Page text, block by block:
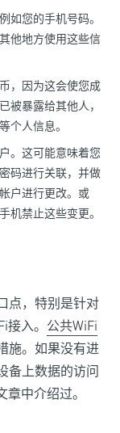
如您的手机号码。
他地方使用这些信
，因为这会使您成
被暴露给其他人，
个人信息。
。这可能意味着您
码进行关联，并做
户进行更改。或
机禁止这些变更。
点，特别是针对
入。 公共WiFi
施。如果没有进
备上数据的访问
中介绍过。